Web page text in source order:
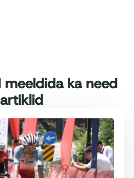
meeldida ka need
artiklid